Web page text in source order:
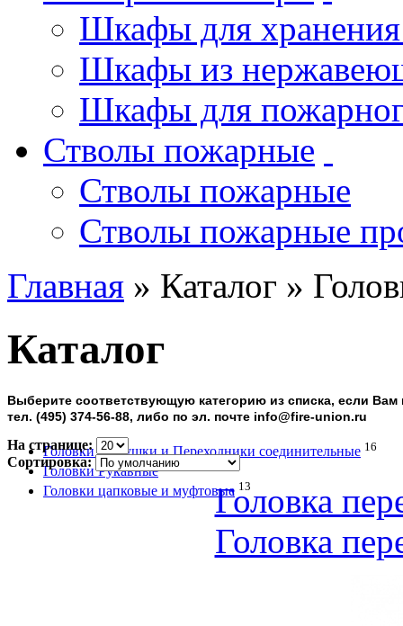
Шкафы для хранения
Шкафы из
Шкафы для
Стволы пожарные
Стволы пожарные
Стволы пожарные
Главная » Каталог »
Каталог
Выберите соответствующую категорию из списка, если
тел. (495) 374-56-88, либо по эл. почте info@fire-union.ru
Головки Заглушки и Переходники соединительные 16
Головки Рукавные 9
Головки цапковые и муфтовые 13
На странице:
Сортировка:
Головка
Головка